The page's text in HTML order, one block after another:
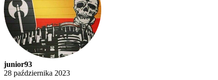
junior93
28 października 2023